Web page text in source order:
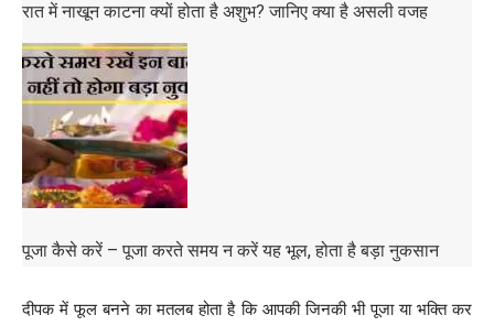
रात में नाखून काटना क्यों होता है अशुभ? जानिए क्या है असली वजह
पूजा कैसे करें – पूजा करते समय न करें यह भूल, होता है बड़ा नुकसान
दीपक में फूल बनने का मतलब होता है कि आपकी जिनकी भी पूजा या भक्ति कर